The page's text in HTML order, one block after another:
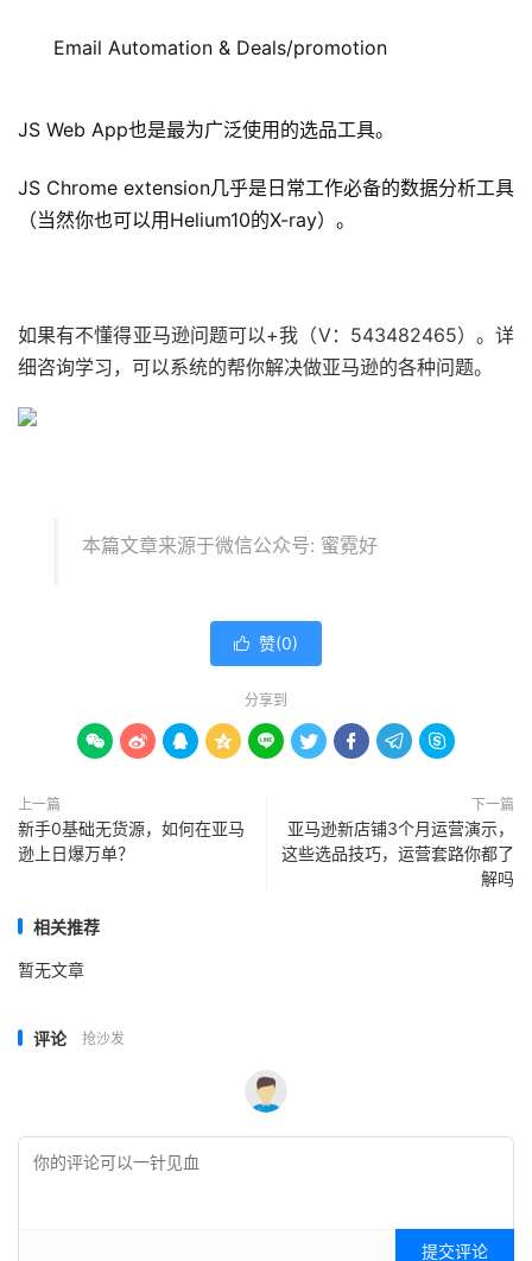
Email Automation & Deals/promotion
JS Web App也是最为广泛使用的选品工具。
JS Chrome extension几乎是日常工作必备的数据分析工具
（当然你也可以用Helium10的X-ray）。
如果有不懂得亚马逊问题可以+我（V：543482465）。详
细咨询学习，可以系统的帮你解决做亚马逊的各种问题。
本篇文章来源于微信公众号: 蜜霓好
 赞(0)
分享到
        
上一篇
新手0基础无货源，如何在亚马
逊上日爆万单？
下一篇
亚马逊新店铺3个月运营演示，
这些选品技巧，运营套路你都了
解吗
相关推荐
暂无文章
评论 抢沙发
提交评论